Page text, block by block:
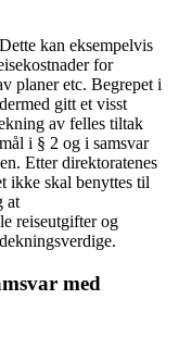
kan eksempelvis
for
planer etc. Begrepet i
gitt et visst
av felles tiltak
i § 2 og i samsvar
Etter direktoratenes
ikke skal benyttes til
at
reiseutgifter og
med